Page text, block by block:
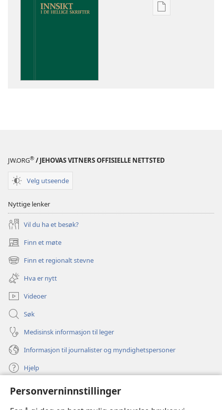
Personverninnstillinger
JW.ORG® / JEHOVAS VITNERS OFFISIELLE NETTSTED
Velg utseende
Nyttige lenker
Vil du ha et besøk?
Finn et møte
(åpner
nytt
vindu)
Finn et regionalt stevne
(åpner
nytt
vindu)
Hva er nytt
Videoer
Søk
Medisinsk informasjon til leger
Informasjon til journalister og myndighetspersoner
Hjelp
Bidrag
(åpner
nytt